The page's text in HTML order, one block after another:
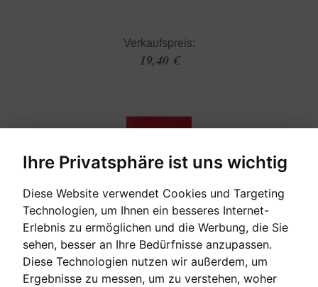
Ihre Privatsphäre ist uns wichtig
Diese Website verwendet Cookies und Targeting
Technologien, um Ihnen ein besseres Internet-
Erlebnis zu ermöglichen und die Werbung, die Sie
sehen, besser an Ihre Bedürfnisse anzupassen.
Diese Technologien nutzen wir außerdem, um
Ergebnisse zu messen, um zu verstehen, woher
Verkaufspreis:
19,40 €
[auf Bestellung]